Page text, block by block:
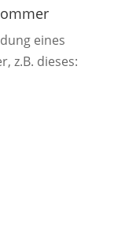
eines
z.B. dieses: